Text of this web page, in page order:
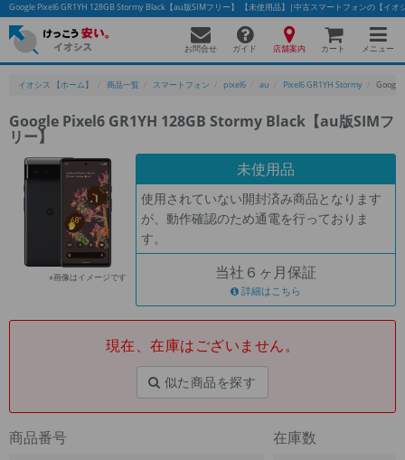
Google Pixel6 GR1YH 128GB Stormy Black【au版SIMフリー】 【未使用品】|中古スマートフォンの【イオ
お問合せ ガイド 店舗案内 カート メニュー
イオシス 【ホーム】 商品一覧 スマートフォン pixel6 au Pixel6 GR1YH Stormy Google
Google Pixel6 GR1YH 128GB Stormy Black【au版SIMフ
リー】
※画像はイメージです
未使用品
使用されていない開封済み商品となります
が、動作確認のため通電を行っておりま
す。
当社６ヶ月保証
詳細はこちら
現在、在庫はございません。
似た商品を探す
商品番号 在庫数
フリーワード
除外ワード
人気の検索ワード： Let's note
「スマートフォン」「タブレット」など
メーカー